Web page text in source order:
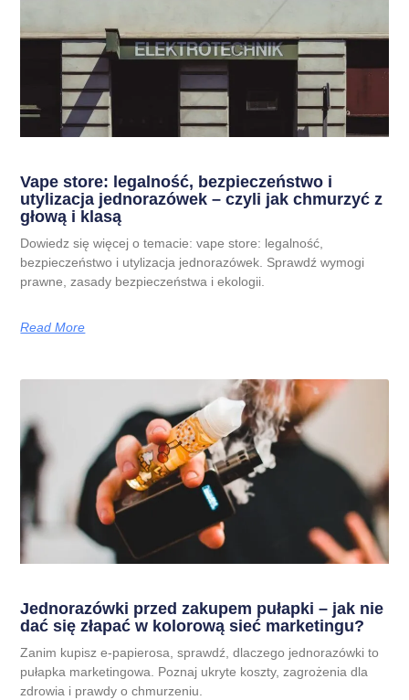
Vape store: legalność, bezpieczeństwo i
utylizacja jednorazówek – czyli jak chmurzyć z
głową i klasą
Dowiedz się więcej o temacie: vape store: legalność,
bezpieczeństwo i utylizacja jednorazówek. Sprawdź wymogi
prawne, zasady bezpieczeństwa i ekologii.
Read More
Jednorazówki przed zakupem pułapki – jak nie
dać się złapać w kolorową sieć marketingu?
Zanim kupisz e-papierosa, sprawdź, dlaczego jednorazówki to
pułapka marketingowa. Poznaj ukryte koszty, zagrożenia dla
zdrowia i prawdy o chmurzeniu.